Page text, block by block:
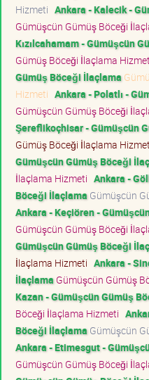
Hizmeti Ankara - Kalecik -
Gümüşcün Gümüş Böceği
Kızılcahamam - Gümüşcün
Gümüş Böceği İlaçlama
Gümüş Böceği İlaçlama
Hizmeti Ankara - Polatlı -
Gümüşcün Gümüş Böceği
Şereflikoçhisar - Gümüşcün
Gümüş Böceği İlaçlama
Gümüşcün Gümüş Böceği
İlaçlama Hizmeti Ankara -
Böceği İlaçlama Gümüşcün
Ankara - Keçiören -
Gümüşcün Gümüş Böceği
Gümüşcün Gümüş Böceği
İlaçlama Hizmeti Ankara -
İlaçlama Gümüşcün Gümüş
Kazan - Gümüşcün Gümüş
Böceği İlaçlama Hizmeti
Böceği İlaçlama Gümüşcün
Ankara - Etimesgut -
Gümüşcün Gümüş Böceği